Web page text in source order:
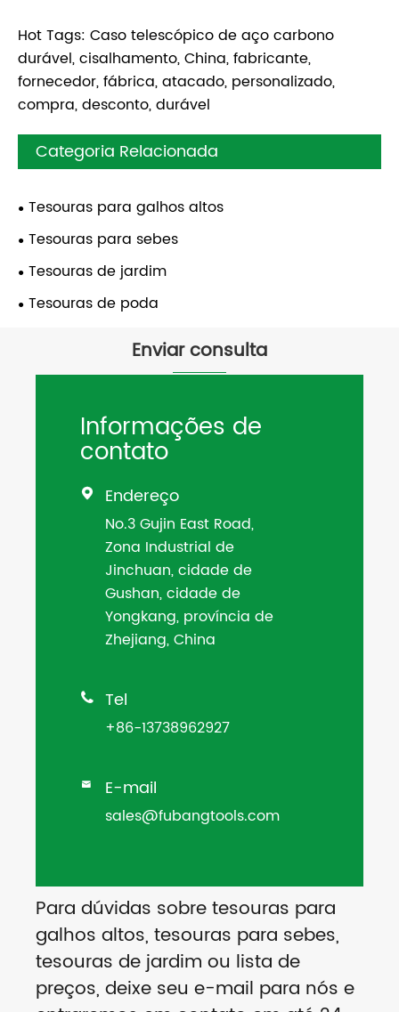
Hot Tags: Caso telescópico de aço carbono
durável, cisalhamento, China, fabricante,
fornecedor, fábrica, atacado, personalizado,
compra, desconto, durável
Categoria Relacionada
Tesouras para galhos altos
Tesouras para sebes
Tesouras de jardim
Tesouras de poda
Enviar consulta
Informações de
contato
 Endereço
No.3 Gujin East Road,
Zona Industrial de
Jinchuan, cidade de
Gushan, cidade de
Yongkang, província de
Zhejiang, China
 Tel
+86-13738962927
 E-mail
sales@fubangtools.com
Para dúvidas sobre tesouras para
galhos altos, tesouras para sebes,
tesouras de jardim ou lista de
preços, deixe seu e-mail para nós e